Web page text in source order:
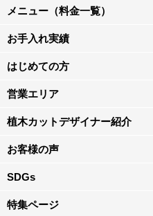
メニュー（料金一覧）
お手入れ実績
はじめての方
営業エリア
植木カットデザイナー紹介
お客様の声
SDGs
特集ページ